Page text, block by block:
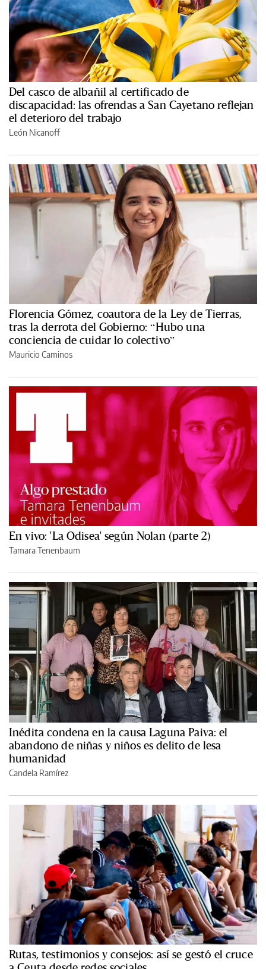
Del casco de albañil al certificado de
discapacidad: las ofrendas a San Cayetano reflejan
el deterioro del trabajo
León Nicanoff
Florencia Gómez, coautora de la Ley de Tierras,
tras la derrota del Gobierno: “Hubo una
conciencia de cuidar lo colectivo”
Mauricio Caminos
En vivo: 'La Odisea' según Nolan (parte 2)
Tamara Tenenbaum
Inédita condena en la causa Laguna Paiva: el
abandono de niñas y niños es delito de lesa
humanidad
Candela Ramírez
Rutas, testimonios y consejos: así se gestó el cruce